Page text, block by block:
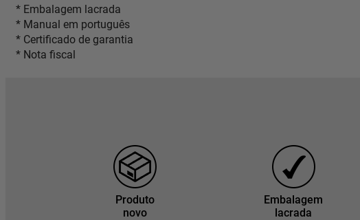
* Embalagem lacrada
* Manual em português
* Certificado de garantia
* Nota fiscal
Produto
novo
Embalagem
lacrada